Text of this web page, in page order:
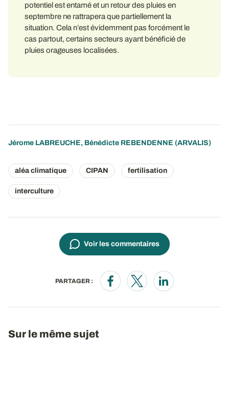
potentiel est entamé et un retour des pluies en
septembre ne rattrapera que partiellement la
situation. Cela n’est évidemment pas forcément le
cas partout, certains secteurs ayant bénéficié de
pluies orageuses localisées.
Jérome LABREUCHE, Bénédicte REBENDENNE (ARVALIS)
aléa climatique CIPAN fertilisation
interculture
Voir les commentaires
PARTAGER :
Opens in a new window
Opens in a new window
Opens in a new
Sur le même sujet